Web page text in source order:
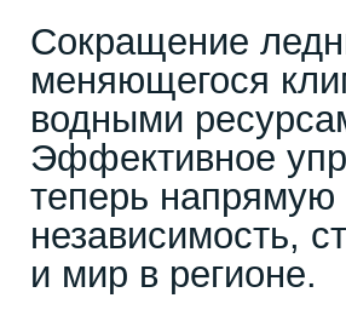
Сокращение
меняющегося
водными
Эффективное
теперь напрямую
независимость,
и мир в регионе.